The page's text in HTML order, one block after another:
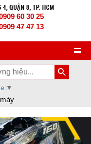
60 30 25
47 47 13
▼